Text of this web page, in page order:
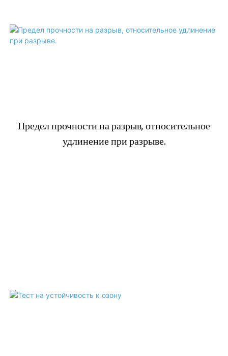
Предел прочности на разрыв, относительное
удлинение при разрыве.